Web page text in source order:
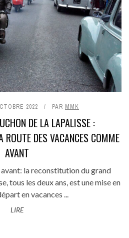
2022 PAR MMK
DE LA LAPALISSE :
ROUTE DES VACANCES COMME
AVANT
la reconstitution du grand
tous les deux ans, est une mise en
en vacances ...
LIRE